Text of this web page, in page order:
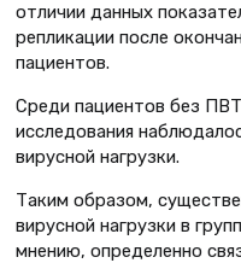
отличии данных
репликации после
пациентов.
Среди пациентов без
исследования
вирусной нагрузки.
Таким образом,
вирусной нагрузки в
мнению, определенно